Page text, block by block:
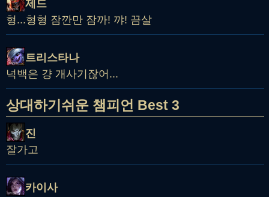
제드
형...형형 잠깐만 잠까! 꺄! 끔살
트리스타나
넉백은 걍 개사기잖어...
상대하기쉬운 챔피언 Best 3
진
잘가고
카이사